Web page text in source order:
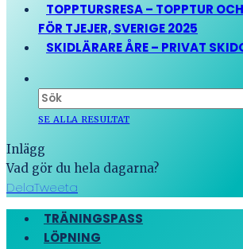
TOPPTURSRESA – TOPPTUR
FÖR TJEJER, SVERIGE 2025
SKIDLÄRARE ÅRE – PRIVAT
SE ALLA RESULTAT
Inlägg
Vad gör du hela dagarna?
DelaTweeta
TRÄNINGSPASS
LÖPNING